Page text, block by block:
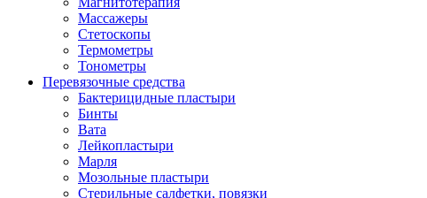
Массажеры
Стетоскопы
Термометры
Тонометры
Перевязочные средства
Бактерицидные пластыри
Бинты
Вата
Лейкопластыри
Марля
Мозольные пластыри
Стерильные салфетки, повязки